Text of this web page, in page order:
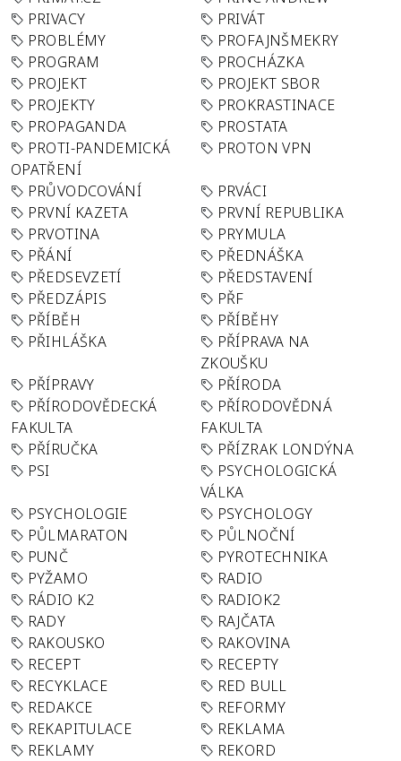
PRIVACY
PRIVÁT
PROBLÉMY
PROFAJNŠMEKRY
PROGRAM
PROCHÁZKA
PROJEKT
PROJEKT SBOR
PROJEKTY
PROKRASTINACE
PROPAGANDA
PROSTATA
PROTI-PANDEMICKÁ
OPATŘENÍ
PROTON VPN
PRŮVODCOVÁNÍ
PRVÁCI
PRVNÍ KAZETA
PRVNÍ REPUBLIKA
PRVOTINA
PRYMULA
PŘÁNÍ
PŘEDNÁŠKA
PŘEDSEVZETÍ
PŘEDSTAVENÍ
PŘEDZÁPIS
PŘF
PŘÍBĚH
PŘÍBĚHY
PŘIHLÁŠKA
PŘÍPRAVA NA
ZKOUŠKU
PŘÍPRAVY
PŘÍRODA
PŘÍRODOVĚDECKÁ
FAKULTA
PŘÍRODOVĚDNÁ
FAKULTA
PŘÍRUČKA
PŘÍZRAK LONDÝNA
PSI
PSYCHOLOGICKÁ
VÁLKA
PSYCHOLOGIE
PSYCHOLOGY
PŮLMARATON
PŮLNOČNÍ
PUNČ
PYROTECHNIKA
PYŽAMO
RADIO
RÁDIO K2
RADIOK2
RADY
RAJČATA
RAKOUSKO
RAKOVINA
RECEPT
RECEPTY
RECYKLACE
RED BULL
REDAKCE
REFORMY
REKAPITULACE
REKLAMA
REKLAMY
REKORD